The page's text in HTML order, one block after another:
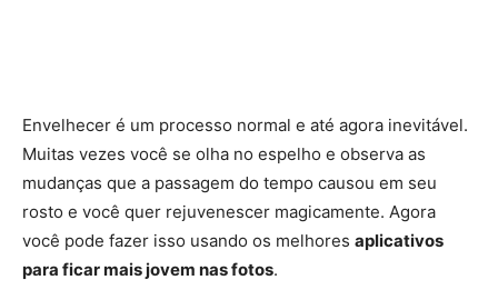
Envelhecer é um processo normal e até agora inevitável.
Muitas vezes você se olha no espelho e observa as
mudanças que a passagem do tempo causou em seu
rosto e você quer rejuvenescer magicamente. Agora
você pode fazer isso usando os melhores aplicativos
para ficar mais jovem nas fotos.